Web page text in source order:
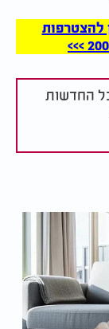
להצטרפות
החדשות